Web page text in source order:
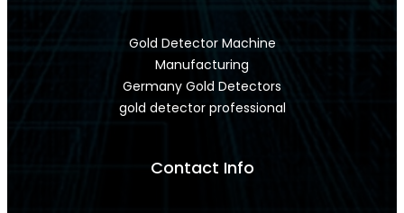
Gold Detector Machine
Manufacturing
Germany Gold Detectors
gold detector professional
Contact Info